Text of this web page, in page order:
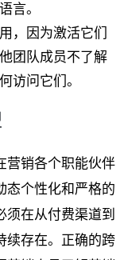
言。
，因为激活它们
团队成员不了解
访问它们。
营销各个职能伙伴
态个性化和严格的
在从付费渠道到
续存在。正确的跨